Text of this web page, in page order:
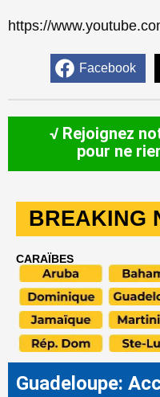
https://
Facebook
√ Rejoignez
pour ne
BREAKING
CARAÏBES
Guadeloupe: